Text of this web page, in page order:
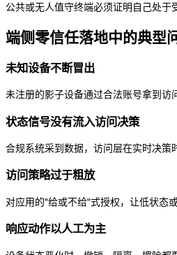
公共或无人值守终端必须证明自己处于
端侧零信任落地中的典型
未知设备不断冒出
未注册的影子设备通过合法账号拿到访
状态信号没有流入访问决策
合规系统采到数据，访问层在实时决策
访问策略过于粗放
对应用的"给或不给"式授权，让低状态
响应动作以人工为主